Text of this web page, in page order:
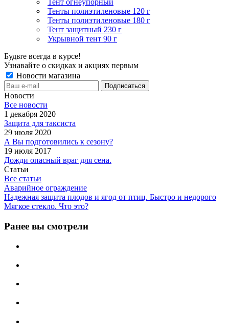
Тент огнеупорный
Тенты полиэтиленовые 120 г
Тенты полиэтиленовые 180 г
Тент защитный 230 г
Укрывной тент 90 г
Будьте всегда в курсе!
Узнавайте о скидках и акциях первым
Новости магазина
Новости
Все новости
1 декабря 2020
Защита для таксиста
29 июля 2020
А Вы подготовились к сезону?
19 июля 2017
Дожди опасный враг для сена.
Статьи
Все статьи
Аварийное ограждение
Надежная защита плодов и ягод от птиц. Быстро и недорого
Мягкое стекло. Что это?
Ранее вы смотрели